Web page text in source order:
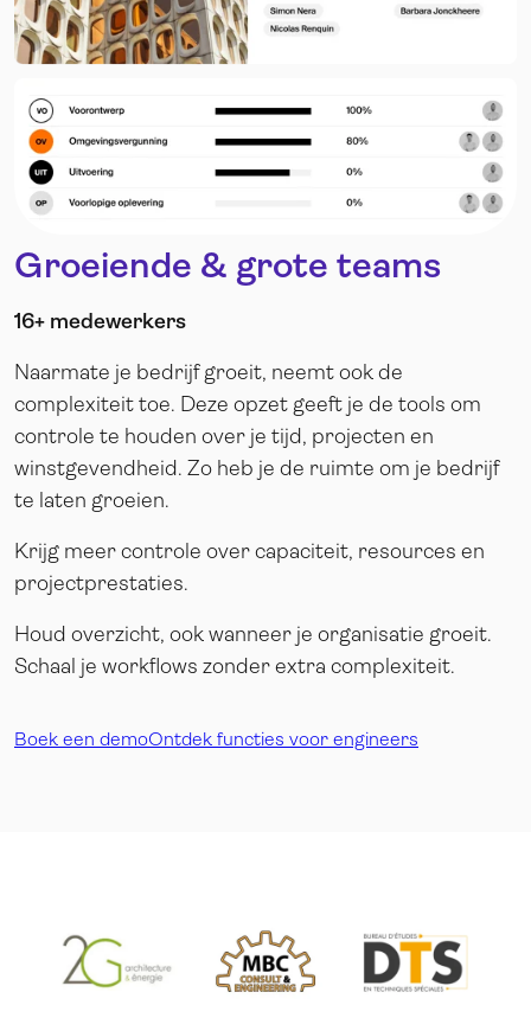
Groeiende & grote teams
16+ medewerkers
Naarmate je bedrijf groeit, neemt ook de
complexiteit toe. Deze opzet geeft je de tools om
controle te houden over je tijd, projecten en
winstgevendheid. Zo heb je de ruimte om je bedrijf
te laten groeien.
Krijg meer controle over capaciteit, resources en
projectprestaties.
Houd overzicht, ook wanneer je organisatie groeit.
Schaal je workflows zonder extra complexiteit.
Boek een demoOntdek functies voor engineers